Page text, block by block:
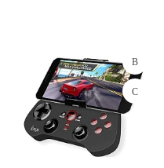
Розничная цена